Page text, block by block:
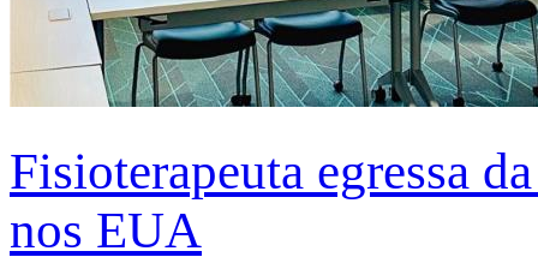
Fisioterapeuta egressa
nos EUA